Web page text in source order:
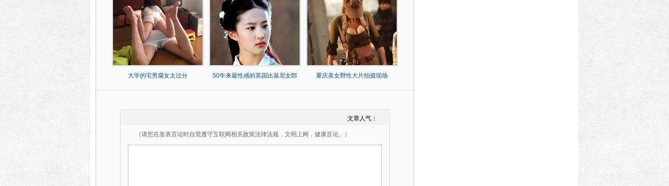
大学的宅男腐女太过分 50年来最性感的英国比基尼女郎 重庆美女野性大片拍摄现场
文章人气：
（请您在发表言论时自觉遵守互联网相关政策法律法规，文明上网，健康言论。）